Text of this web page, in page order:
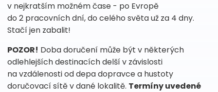
v nejkratším možném čase - po Evropě
do 2 pracovních dní, do celého světa už za 4 dny.
Stačí jen zabalit!
POZOR! Doba doručení může být v některých
odlehlejších destinacích delší v závislosti
na vzdálenosti od depa dopravce a hustoty
doručovací sítě v dané lokalitě. Termíny uvedené